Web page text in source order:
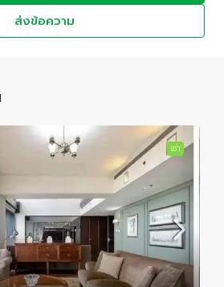
ส่งข้อความ
เช่า